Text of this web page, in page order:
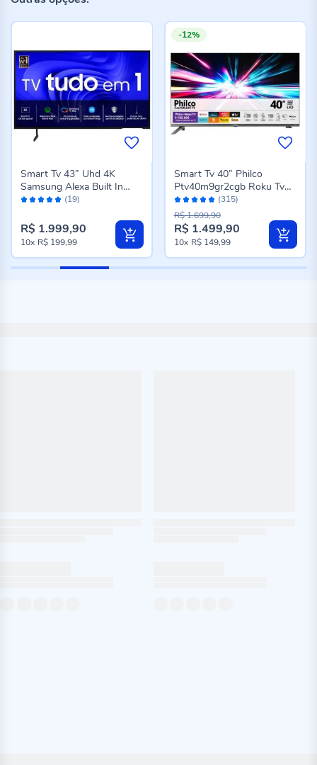
Avaliação: (19)
Smart Tv 43” Uhd 4K
Samsung Alexa Built In
43Du7700 - Bivolt
R$ 1.999,90
10x R$ 199,99
-12%
Avaliação:
96%
(315)
Smart Tv 40” Philco
Ptv40m9gr2cgb Roku Tv
Led Dolby Audio - Bivolt
Preço
especial
R$ 1.499,90
R$ 1.699,90
10x R$ 149,99